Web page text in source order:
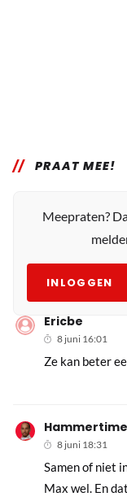
PRAAT MEE!
Meepraten?
INLOGGEN
Ericbe
8 juni 16:01
Ze kan beter
Hammertime
8 juni 18:31
Samen of niet
Max wel. En